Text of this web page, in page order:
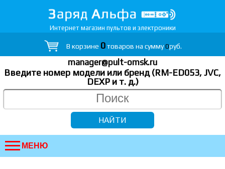
Интернет магазин пультов и электроники
В корзине 0товаров на сумму0руб.
manager@pult-omsk.ru
Введите номер модели или бренд (RM-ED053, JVC,
DEXP и т. д.)
МЕНЮ